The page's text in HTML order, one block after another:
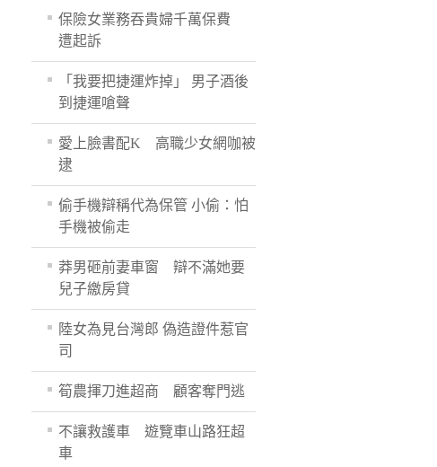
保險女業務吞貴婦千萬保費
遭起訴
「我要把捷運炸掉」 男子酒後
到捷運嗆聲
愛上臉書配K 高職少女網咖被
逮
偷手機辯稱代為保管 小偷：怕
手機被偷走
莽男砸前妻車窗 辯不滿她要
兒子繳房貸
陸女為見台灣郎 偽造證件惹官
司
筍農揮刀進超商 顧客奪門逃
不讓救護車 遊覽車山路狂超
車